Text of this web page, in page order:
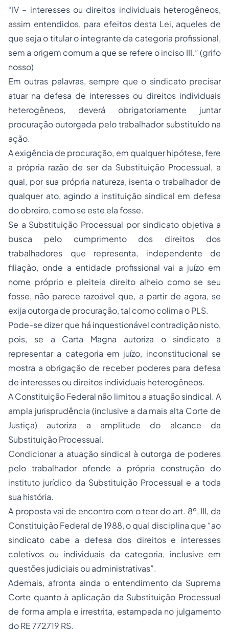
“IV – interesses ou direitos individuais heterogêneos,
assim entendidos, para efeitos desta Lei, aqueles de
que seja o titular o integrante da categoria profissional,
sem a origem comum a que se refere o inciso III.” (grifo
nosso)
Em outras palavras, sempre que o sindicato precisar
atuar na defesa de interesses ou direitos individuais
heterogêneos, deverá obrigatoriamente juntar
procuração outorgada pelo trabalhador substituído na
ação.
A exigência de procuração, em qualquer hipótese, fere
a própria razão de ser da Substituição Processual, a
qual, por sua própria natureza, isenta o trabalhador de
qualquer ato, agindo a instituição sindical em defesa
do obreiro, como se este ela fosse.
Se a Substituição Processual por sindicato objetiva a
busca pelo cumprimento dos direitos dos
trabalhadores que representa, independente de
filiação, onde a entidade profissional vai a juízo em
nome próprio e pleiteia direito alheio como se seu
fosse, não parece razoável que, a partir de agora, se
exija outorga de procuração, tal como colima o PLS.
Pode-se dizer que há inquestionável contradição nisto,
pois, se a Carta Magna autoriza o sindicato a
representar a categoria em juízo, inconstitucional se
mostra a obrigação de receber poderes para defesa
de interesses ou direitos individuais heterogêneos.
A Constituição Federal não limitou a atuação sindical. A
ampla jurisprudência (inclusive a da mais alta Corte de
Justiça) autoriza a amplitude do alcance da
Substituição Processual.
Condicionar a atuação sindical à outorga de poderes
pelo trabalhador ofende a própria construção do
instituto jurídico da Substituição Processual e a toda
sua história.
A proposta vai de encontro com o teor do art. 8º, III, da
Constituição Federal de 1988, o qual disciplina que “ao
sindicato cabe a defesa dos direitos e interesses
coletivos ou individuais da categoria, inclusive em
questões judiciais ou administrativas”.
Ademais, afronta ainda o entendimento da Suprema
Corte quanto à aplicação da Substituição Processual
de forma ampla e irrestrita, estampada no julgamento
do RE 772719 RS.